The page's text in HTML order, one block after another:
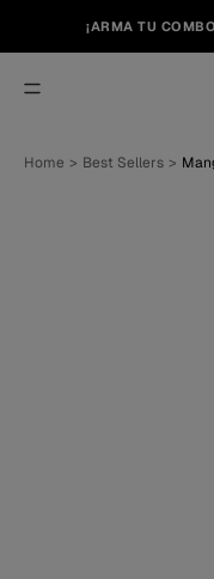
¡ARMA TU
Home > Best Sellers >